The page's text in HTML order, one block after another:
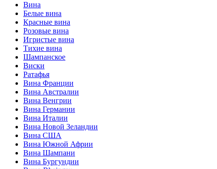
Вина
Белые вина
Красные вина
Розовые вина
Игристые вина
Тихие вина
Шампанское
Виски
Ратафья
Вина Франции
Вина Австралии
Вина Венгрии
Вина Германии
Вина Италии
Вина Новой Зеландии
Вина США
Вина Южной Африи
Вина Шампани
Вина Бургундии